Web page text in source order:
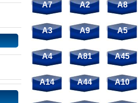
A7 A2 A8
A3 A9 A5
A4 A81 A45
A14 A44 A10